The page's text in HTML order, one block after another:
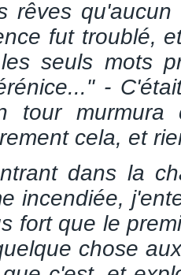
rêves
fut troublé,
seuls mots
-
tour murmura
cela, et
dans la
incendiée,
fort que le
chose